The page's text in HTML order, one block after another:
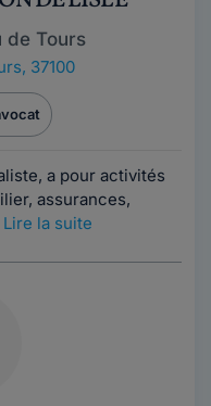
de Tours
37100
a pour activités
assurances,
Lire la suite